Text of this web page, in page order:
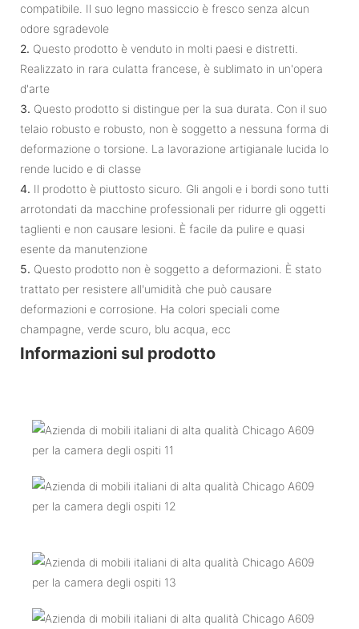
compatibile. Il suo legno massiccio è fresco senza alcun
odore sgradevole
2. Questo prodotto è venduto in molti paesi e distretti.
Realizzato in rara culatta francese, è sublimato in un'opera
d'arte
3. Questo prodotto si distingue per la sua durata. Con il suo
telaio robusto e robusto, non è soggetto a nessuna forma di
deformazione o torsione. La lavorazione artigianale lucida lo
rende lucido e di classe
4. Il prodotto è piuttosto sicuro. Gli angoli e i bordi sono tutti
arrotondati da macchine professionali per ridurre gli oggetti
taglienti e non causare lesioni. È facile da pulire e quasi
esente da manutenzione
5. Questo prodotto non è soggetto a deformazioni. È stato
trattato per resistere all'umidità che può causare
deformazioni e corrosione. Ha colori speciali come
champagne, verde scuro, blu acqua, ecc
Informazioni sul prodotto